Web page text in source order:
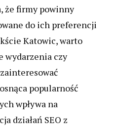
że firmy powinny
do ich preferencji
Katowic, warto
wydarzenia czy
popularność
wpływa na
działań SEO z